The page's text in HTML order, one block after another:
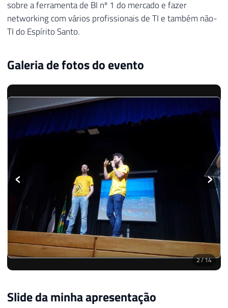
sobre a ferramenta de BI nº 1 do mercado e fazer
networking com vários profissionais de TI e também não-
TI do Espírito Santo.
Galeria de fotos do evento
‹ ›
2/14
Slide da minha apresentação